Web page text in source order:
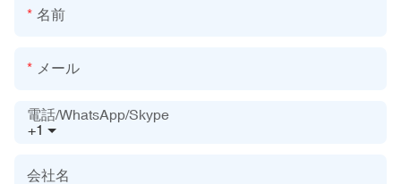
名前
メール
+1
電話/WhatsApp/Skype
会社名